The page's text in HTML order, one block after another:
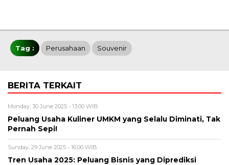
Tag : Perusahaan Souvenir
BERITA TERKAIT
Monday, 30 June 2025 - 13:00 WIB
Peluang Usaha Kuliner UMKM yang Selalu Diminati, Tak
Pernah Sepi!
Sunday, 29 June 2025 - 16:00 WIB
Tren Usaha 2025: Peluang Bisnis yang Diprediksi